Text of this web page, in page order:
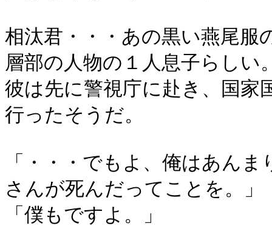
相汰君・・・あの黒い燕尾服
層部の人物の１人息子らしい
彼は先に警視庁に赴き、国家
行ったそうだ。
「・・・でもよ、俺はあん
さんが死んだってことを。」
「僕もですよ。」